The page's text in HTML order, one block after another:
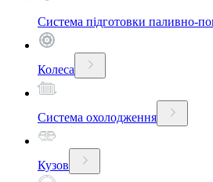
Система підготовки паливно-
Колеса
Система охолодження
Кузов